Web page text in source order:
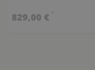
829,00 € *